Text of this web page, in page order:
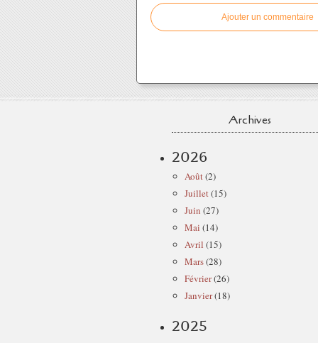
Ajouter un commentaire
Archives
2026
Août(2)
Juillet(15)
Juin (27)
Mai (14)
Avril (15)
Mars(28)
Février(26)
Janvier(18)
2025